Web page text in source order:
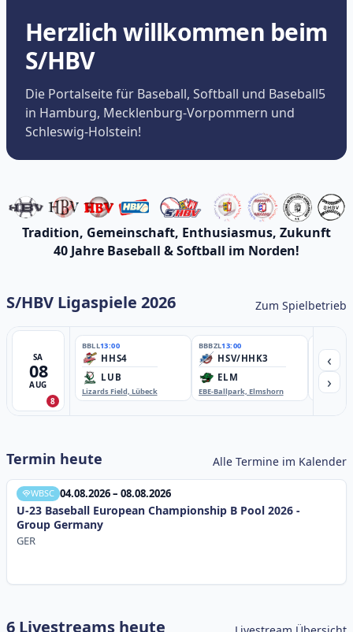
Herzlich willkommen beim
S/HBV
Die Portalseite für Baseball, Softball und Baseball5
in Hamburg, Mecklenburg-Vorpommern und
Schleswig-Holstein!
Tradition, Gemeinschaft, Enthusiasmus, Zukunft
40 Jahre Baseball & Softball im Norden!
S/HBV Ligaspiele 2026 Zum Spielbetrieb
SA
08
AUG
8
BBLL13:00
HHS4
LUB
Lizards Field, Lübeck
BBBZL13:00
HSV/HHK3
ELM
EBE-Ballpark, Elmshorn
‹
›
Termin heute Alle Termine im Kalender
WBSC 04.08.2026 – 08.08.2026
U-23 Baseball European Championship B Pool 2026 -
Group Germany
GER
6 Livestreams heute